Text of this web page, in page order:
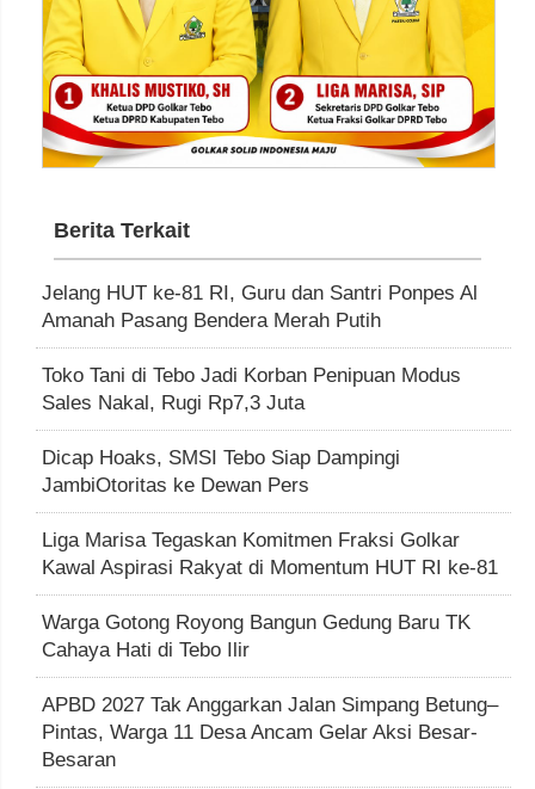
Berita Terkait
Jelang HUT ke-81 RI, Guru dan Santri Ponpes Al
Amanah Pasang Bendera Merah Putih
Toko Tani di Tebo Jadi Korban Penipuan Modus
Sales Nakal, Rugi Rp7,3 Juta
Dicap Hoaks, SMSI Tebo Siap Dampingi
JambiOtoritas ke Dewan Pers
Liga Marisa Tegaskan Komitmen Fraksi Golkar
Kawal Aspirasi Rakyat di Momentum HUT RI ke-81
Warga Gotong Royong Bangun Gedung Baru TK
Cahaya Hati di Tebo Ilir
APBD 2027 Tak Anggarkan Jalan Simpang Betung–
Pintas, Warga 11 Desa Ancam Gelar Aksi Besar-
Besaran